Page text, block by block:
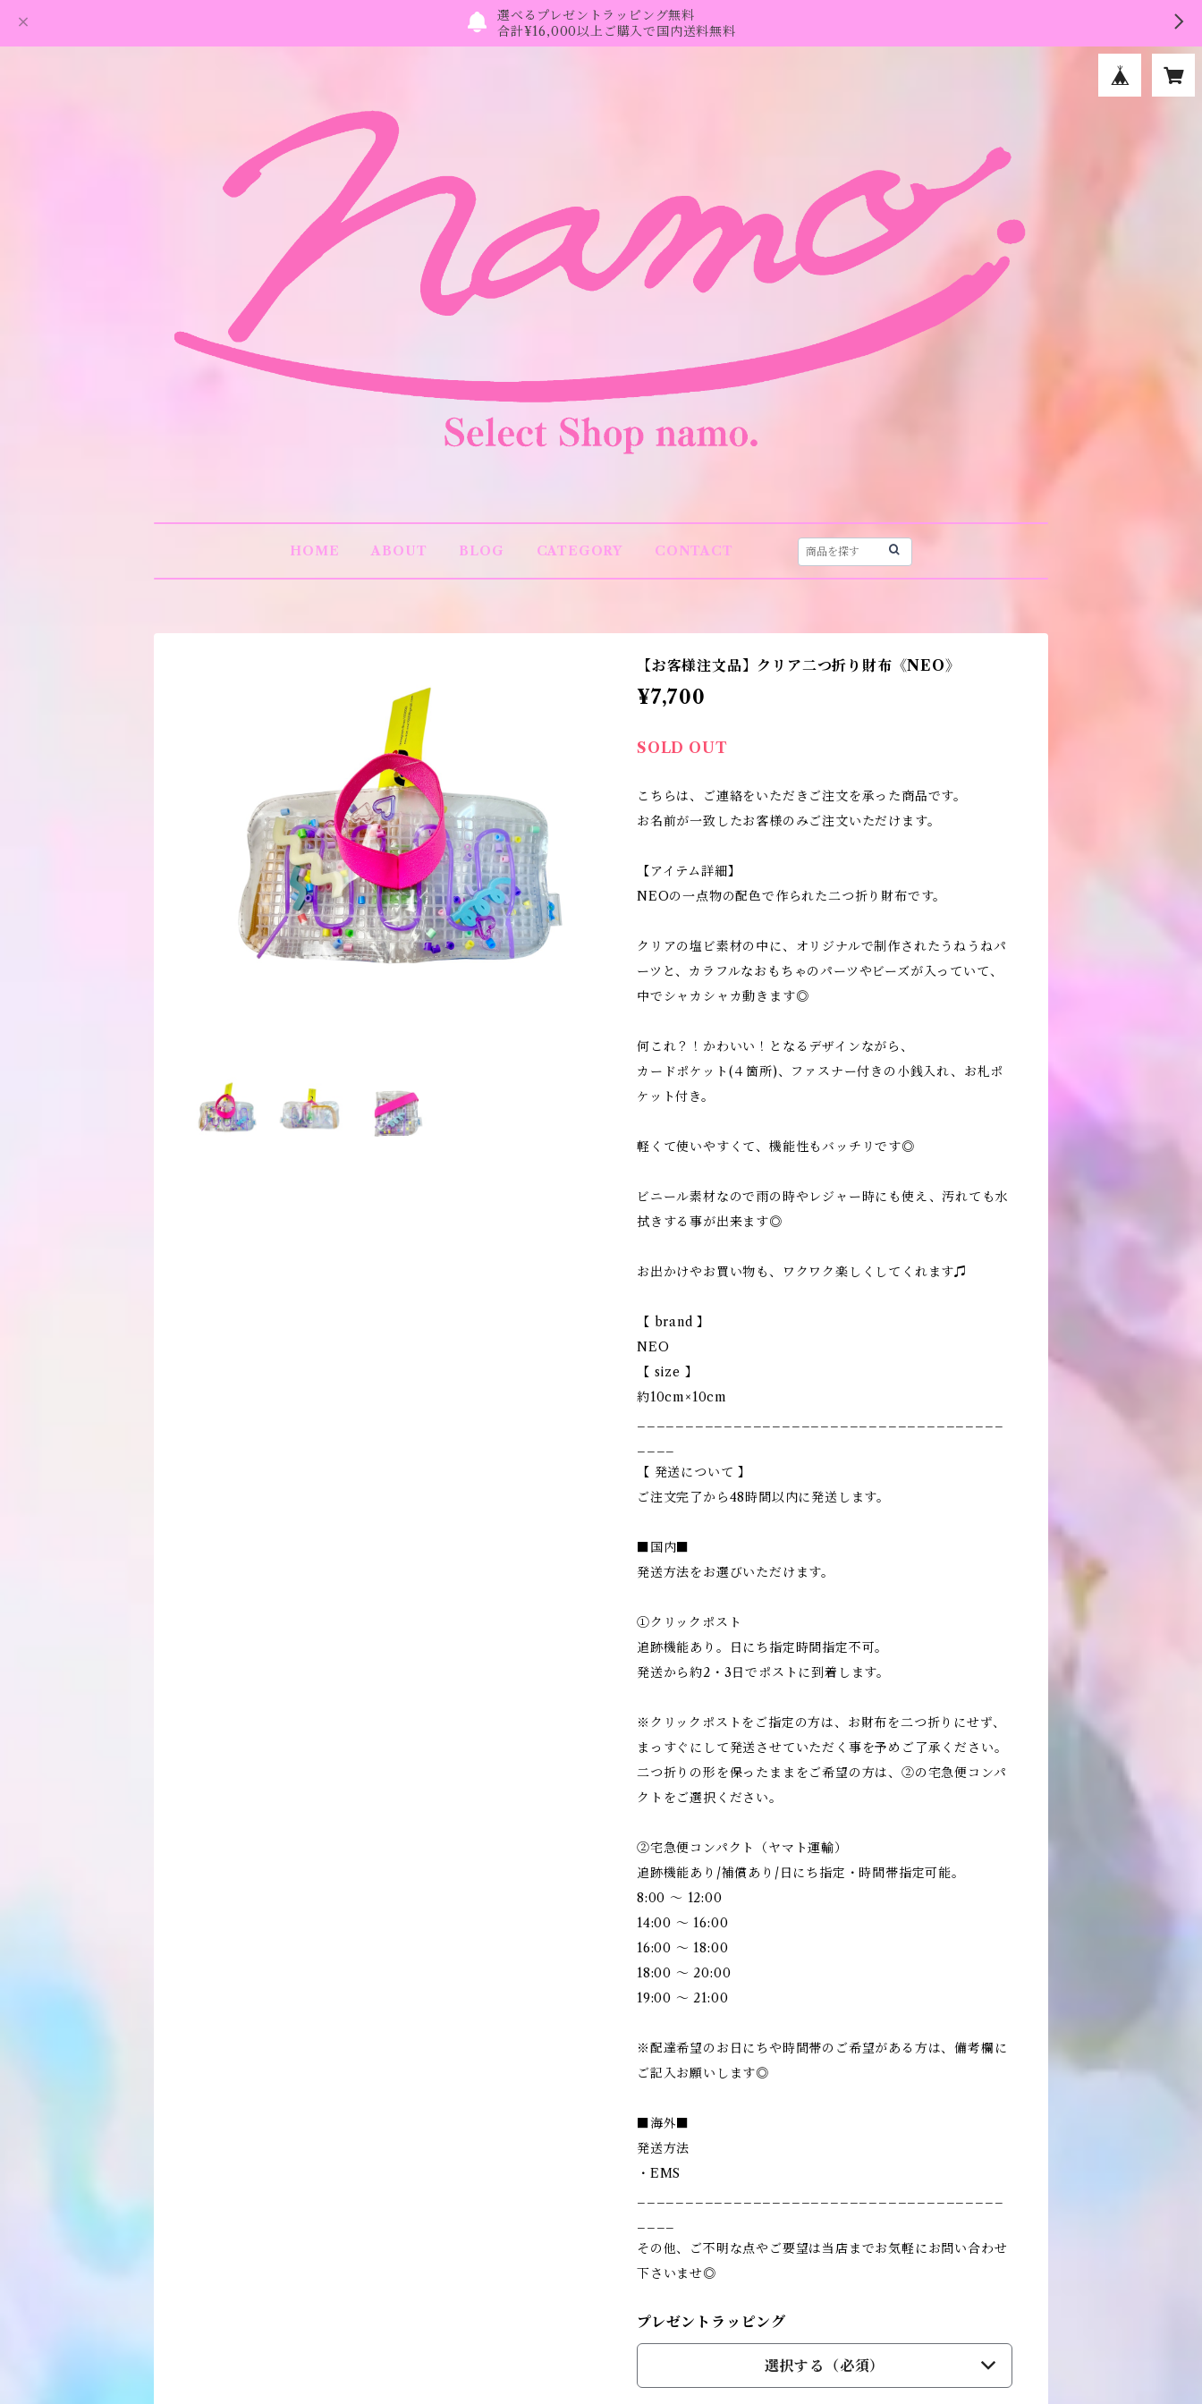
選べるプレゼントラッピング無料
合計¥16,000以上ご購入で国内送料無料
HOME ABOUT BLOG CATEGORY CONTACT
【お客様注文品】クリア二つ折り財布《NEO》
¥7,700
SOLD OUT
こちらは、ご連絡をいただきご注文を承った商品です。
お名前が一致したお客様のみご注文いただけます。
【アイテム詳細】
NEOの一点物の配色で作られた二つ折り財布です。
クリアの塩ビ素材の中に、オリジナルで制作されたうねうねパ
ーツと、カラフルなおもちゃのパーツやビーズが入っていて、
中でシャカシャカ動きます◎
何これ？！かわいい！となるデザインながら、
カードポケット(４箇所)、ファスナー付きの小銭入れ、お札ポ
ケット付き。
軽くて使いやすくて、機能性もバッチリです◎
ビニール素材なので雨の時やレジャー時にも使え、汚れても水
拭きする事が出来ます◎
お出かけやお買い物も、ワクワク楽しくしてくれます♫
【 brand 】
NEO
【 size 】
約10cm×10cm
【 発送について 】
ご注文完了から48時間以内に発送します。
■国内■
発送方法をお選びいただけます。
①クリックポスト
追跡機能あり。日にち指定時間指定不可。
発送から約2・3日でポストに到着します。
※クリックポストをご指定の方は、お財布を二つ折りにせず、
まっすぐにして発送させていただく事を予めご了承ください。
二つ折りの形を保ったままをご希望の方は、②の宅急便コンパ
クトをご選択ください。
②宅急便コンパクト（ヤマト運輸）
追跡機能あり/補償あり/日にち指定・時間帯指定可能。
8:00 ～ 12:00
14:00 ～ 16:00
16:00 ～ 18:00
18:00 ～ 20:00
19:00 ～ 21:00
※配達希望のお日にちや時間帯のご希望がある方は、備考欄に
ご記入お願いします◎
■海外■
発送方法
・EMS
その他、ご不明な点やご要望は当店までお気軽にお問い合わせ
下さいませ◎
プレゼントラッピング
選択する（必須）